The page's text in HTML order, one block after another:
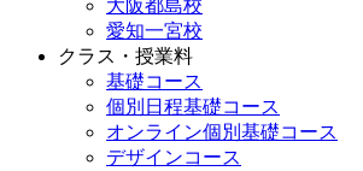
大阪都島校
愛知一宮校
クラス・授業料
基礎コース
個別日程基礎コース
オンライン個別基礎コース
デザインコース